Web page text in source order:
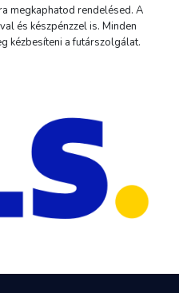
megkaphatod rendelésed. A
és készpénzzel is. Minden
kézbesíteni a futárszolgálat.